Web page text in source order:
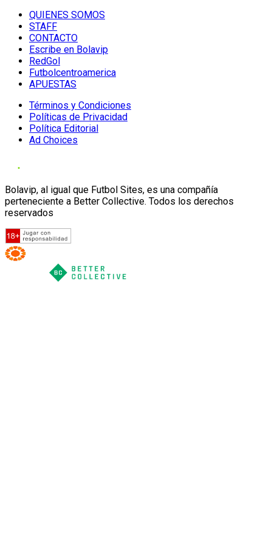
QUIENES SOMOS
STAFF
CONTACTO
Escribe en Bolavip
RedGol
Futbolcentroamerica
APUESTAS
Términos y Condiciones
Políticas de Privacidad
Política Editorial
Ad Choices
Bolavip, al igual que Futbol Sites, es una compañía
perteneciente a Better Collective. Todos los derechos
reservados